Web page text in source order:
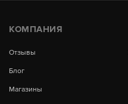
КОМПАНИЯ
Отзывы
Блог
Магазины